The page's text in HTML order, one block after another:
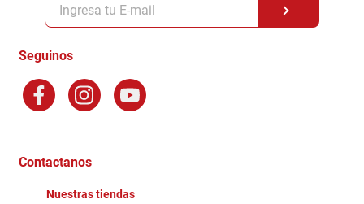
Formas de Pago
Terminos y Condiciones
Factura Electronica
Ganadores - Promociones
Seguinos
Contactanos
Nuestras tiendas